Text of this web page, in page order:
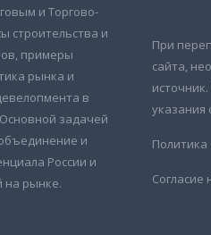
и Торгово-
строительства и
примеры
рынка и
в
задачей
и
России и
на рынке.
При
сайта,
указания
Согласие